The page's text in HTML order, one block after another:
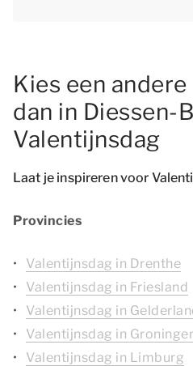
Kies een
dan in Diessen-
Valentijnsdag
Laat je inspireren voor
Provincies
Valentijnsdag in Drenthe
Valentijnsdag in Friesland
Valentijnsdag in
Valentijnsdag in
Valentijnsdag in Limburg